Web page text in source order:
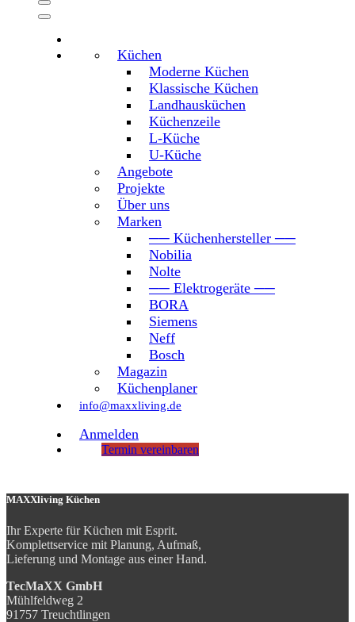
Küchen
Moderne Küchen
Klassische Küchen
Landhausküchen
Küchenzeile
L-Küche
U-Küche
Angebote
Projekte
Über uns
Marken
── Küchenhersteller ──
Nobilia
Nolte
── Elektrogeräte ──
BORA
Siemens
Neff
Bosch
Magazin
Küchenplaner
info@maxxliving.de
Anmelden
Termin vereinbaren
MAXXliving Küchen
Ihr Experte für Küchen mit Esprit.
Komplettservice mit Planung, Aufmaß,
Lieferung und Montage aus einer Hand.
TecMaXX GmbH
Mühlfeldweg 2
91757 Treuchtlingen